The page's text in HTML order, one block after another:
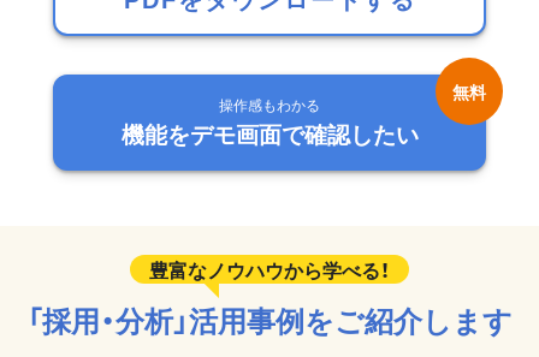
操作感もわかる
機能をデモ画面で確認したい
「採用・分析」活用事例をご紹介します